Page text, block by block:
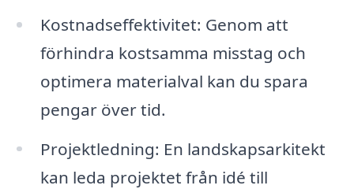
Kostnadseffektivitet: Genom att
förhindra kostsamma misstag och
optimera materialval kan du spara
pengar över tid.
Projektledning: En landskapsarkitekt
kan leda projektet från idé till